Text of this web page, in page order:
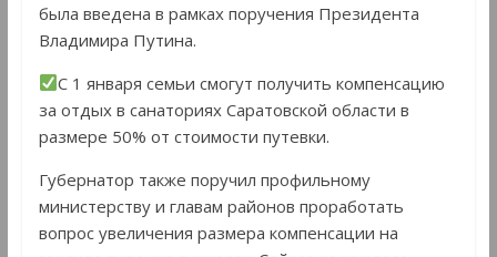
была введена в рамках поручения Президента
Владимира Путина.
С 1 января семьи смогут получить компенсацию
за отдых в санаториях Саратовской области в
размере 50% от стоимости путевки.
Губернатор также поручил профильному
министерству и главам районов проработать
вопрос увеличения размера компенсации на